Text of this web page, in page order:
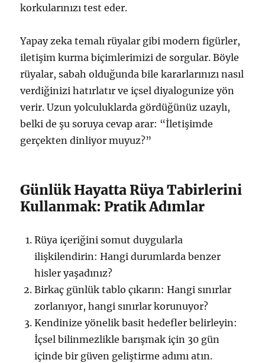
korkularınızı test eder.
Yapay zeka temalı rüyalar gibi modern figürler,
iletişim kurma biçimlerimizi de sorgular. Böyle
rüyalar, sabah olduğunda bile kararlarınızı nasıl
verdiğinizi hatırlatır ve içsel diyalogunize yön
verir. Uzun yolculuklarda gördüğünüz uzaylı,
belki de şu soruya cevap arar: “İletişimde
gerçekten dinliyor muyuz?”
Günlük Hayatta Rüya Tabirlerini
Kullanmak: Pratik Adımlar
Rüya içeriğini somut duygularla
ilişkilendirin: Hangi durumlarda benzer
hisler yaşadınız?
Birkaç günlük tablo çıkarın: Hangi sınırlar
zorlanıyor, hangi sınırlar korunuyor?
Kendinize yönelik basit hedefler belirleyin:
İçsel bilinmezlikle barışmak için 30 gün
içinde bir güven geliştirme adımı atın.